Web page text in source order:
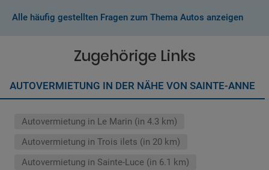
Normalerweise werden Ihnen in den AGB's die Leistungen beim
(Normalerweise mit SB)
ausgeschlossen
Vollkasko Versicherung
Parkhäuser, Maut, Steuern, Strafzettel
Zusätzliche Fahrer
Alle häufig gestellten Fragen zum Thema Autos anzeigen
Zugehörige Links
AUTOVERMIETUNG IN DER NÄHE VON SAINTE-ANNE
Autovermietung in Le Marin (in 4.3 km)
Autovermietung in Trois ilets (in 20 km)
Autovermietung in Sainte-Luce (in 6.1 km)